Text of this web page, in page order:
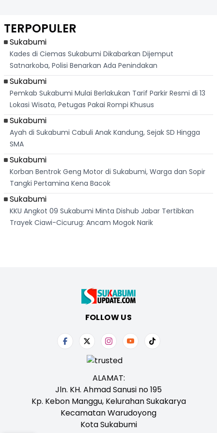
TERPOPULER
Sukabumi
Kades di Ciemas Sukabumi Dikabarkan Dijemput
Satnarkoba, Polisi Benarkan Ada Penindakan
Sukabumi
Pemkab Sukabumi Mulai Berlakukan Tarif Parkir Resmi di 13
Lokasi Wisata, Petugas Pakai Rompi Khusus
Sukabumi
Ayah di Sukabumi Cabuli Anak Kandung, Sejak SD Hingga
SMA
Sukabumi
Korban Bentrok Geng Motor di Sukabumi, Warga dan Sopir
Tangki Pertamina Kena Bacok
Sukabumi
KKU Angkot 09 Sukabumi Minta Dishub Jabar Tertibkan
Trayek Ciawi-Cicurug: Ancam Mogok Narik
FOLLOW US
ALAMAT:
Jln. KH. Ahmad Sanusi no 195
Kp. Kebon Manggu, Kelurahan Sukakarya
Kecamatan Warudoyong
Kota Sukabumi